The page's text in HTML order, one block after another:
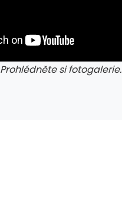
Prohlédněte si fotogalerie.